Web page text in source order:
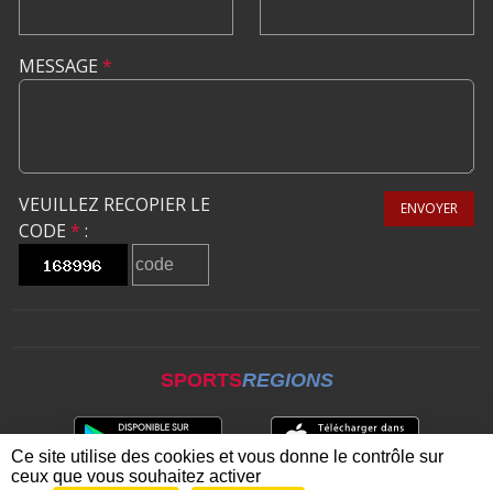
MESSAGE *
VEUILLEZ RECOPIER LE
CODE * :
ENVOYER
SPORTSREGIONS
Ce site utilise des cookies et vous donne le contrôle sur
ceux que vous souhaitez activer